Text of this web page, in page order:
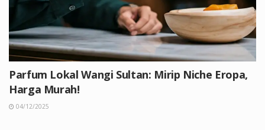
Parfum Lokal Wangi Sultan: Mirip Niche Eropa,
Harga Murah!
04/12/2025